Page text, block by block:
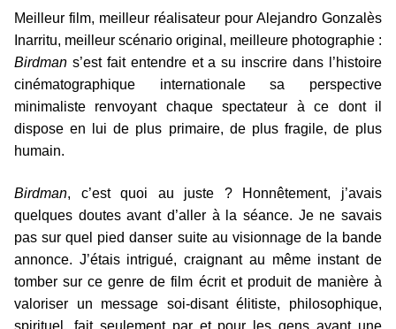
Meilleur film, meilleur réalisateur pour Alejandro Gonzalès
Inarritu, meilleur scénario original, meilleure photographie :
Birdman s’est fait entendre et a su inscrire dans l’histoire
cinématographique internationale sa perspective
minimaliste renvoyant chaque spectateur à ce dont il
dispose en lui de plus primaire, de plus fragile, de plus
humain.
Birdman, c’est quoi au juste ? Honnêtement, j’avais
quelques doutes avant d’aller à la séance. Je ne savais
pas sur quel pied danser suite au visionnage de la bande
annonce. J’étais intrigué, craignant au même instant de
tomber sur ce genre de film écrit et produit de manière à
valoriser un message soi-disant élitiste, philosophique,
spirituel, fait seulement par et pour les gens ayant une